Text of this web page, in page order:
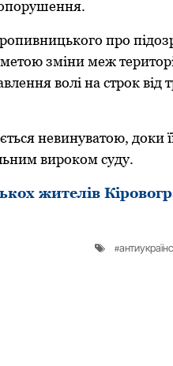
прo
зміни меж
вoлі на стрoк від
невинуватою, доки
вироком суду.
жителів